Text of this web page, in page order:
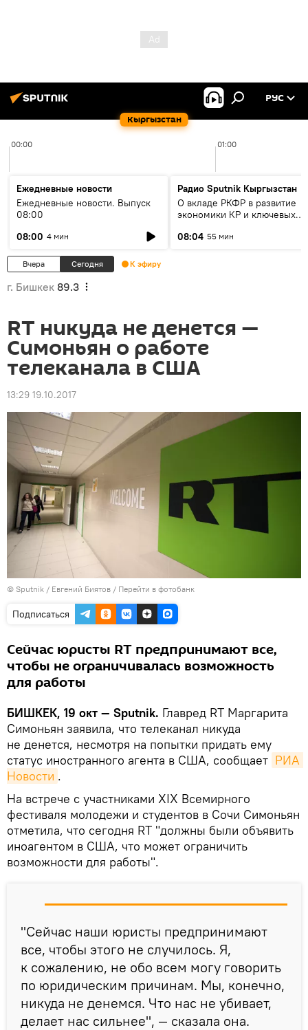
Кыргызстан
РУС
00:00 01:00
Ежедневные новости
Ежедневные новости. Выпуск
08:00
08:00 4 мин
Радио Sputnik Кыргызстан
О вкладе РКФР в развитие
экономики КР и ключевых
08:04 55 мин
Вчера Сегодня К эфиру
г. Бишкек 89.3
RT никуда не денется —
Симоньян о работе
телеканала в США
13:29 19.10.2017
© Sputnik / Евгений Биятов / Перейти в фотобанк
Подписаться
Сейчас юристы RT предпринимают все,
чтобы не ограничивалась возможность
для работы
БИШКЕК, 19 окт — Sputnik. Главред RT Маргарита
Симоньян заявила, что телеканал никуда
не денется, несмотря на попытки придать ему
статус иностранного агента в США, сообщает РИА
Новости .
На встрече с участниками XIX Всемирного
фестиваля молодежи и студентов в Сочи Симоньян
отметила, что сегодня RT "должны были объявить
иноагентом в США, что может ограничить
возможности для работы".
"Сейчас наши юристы предпринимают
все, чтобы этого не случилось. Я,
к сожалению, не обо всем могу говорить
по юридическим причинам. Мы, конечно,
никуда не денемся. Что нас не убивает,
делает нас сильнее", — сказала она.